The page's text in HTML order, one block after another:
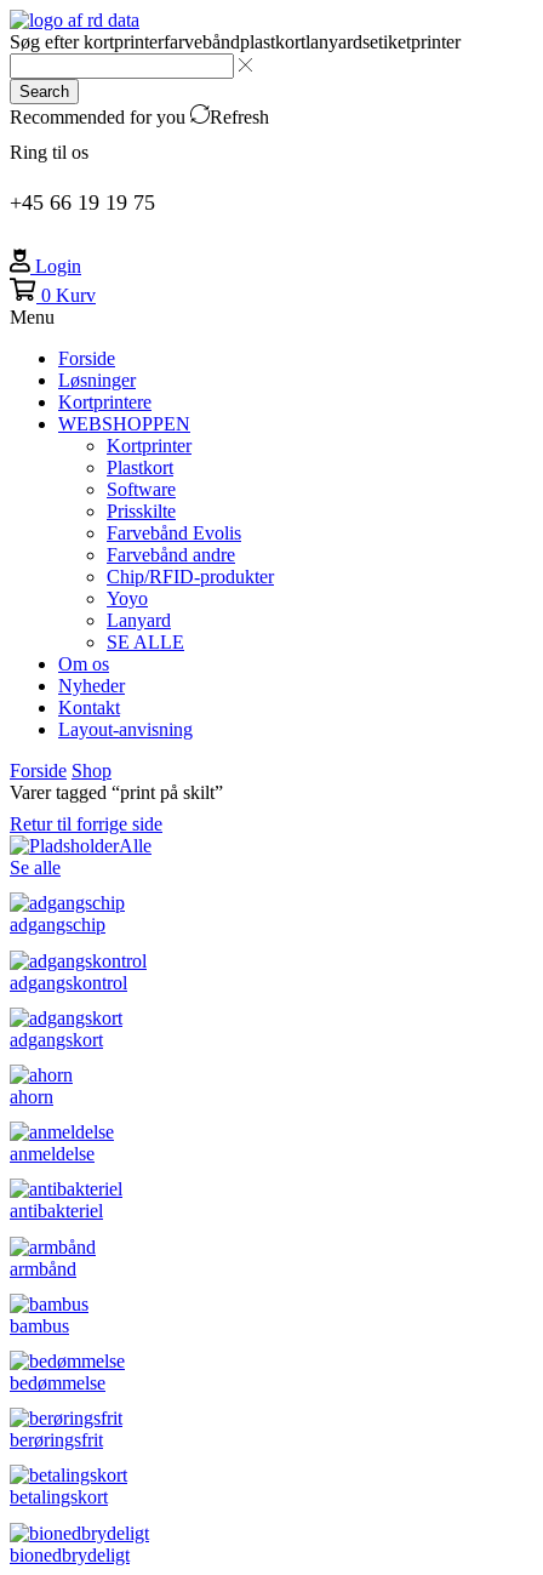
Søg efterkortprinterfarvebåndplastkortlanyardsetiketprinter
Search
Recommended for you
Refresh
Ring til os
+45 66 19 19 75
Login
0 Kurv
Menu
Forside
Løsninger
Kortprintere
WEBSHOPPEN
Kortprinter
Plastkort
Software
Prisskilte
Farvebånd Evolis
Farvebånd andre
Chip/RFID-produkter
Yoyo
Lanyard
SE ALLE
Om os
Nyheder
Kontakt
Layout-anvisning
Forside Shop
Varer tagged “print på skilt”
Retur til forrige side
Alle
Se alle
adgangschip
adgangskontrol
adgangskort
ahorn
anmeldelse
antibakteriel
armbånd
bambus
bedømmelse
berøringsfrit
betalingskort
bionedbrydeligt